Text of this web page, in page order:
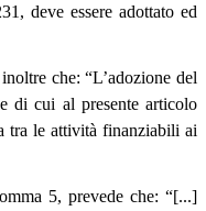
deve essere adottato ed
che: “L’adozione del
di cui al presente articolo
tra le attività finanziabili ai
5, prevede che: “[...]